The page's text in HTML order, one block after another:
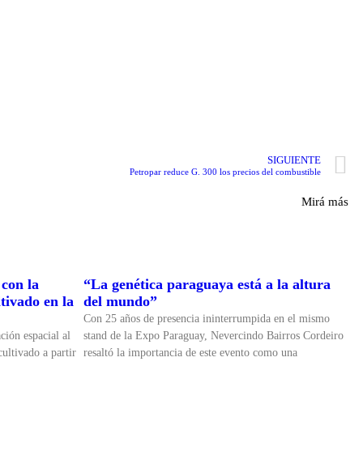
SIGUIENTE
Petropar reduce G. 300 los precios del combustible
Mirá más
la
en la
espacial al
a partir
“La genética paraguaya está a la altura
del mundo”
Con 25 años de presencia ininterrumpida en el mismo
stand de la Expo Paraguay, Nevercindo Bairros Cordeiro
resaltó la importancia de este evento como una